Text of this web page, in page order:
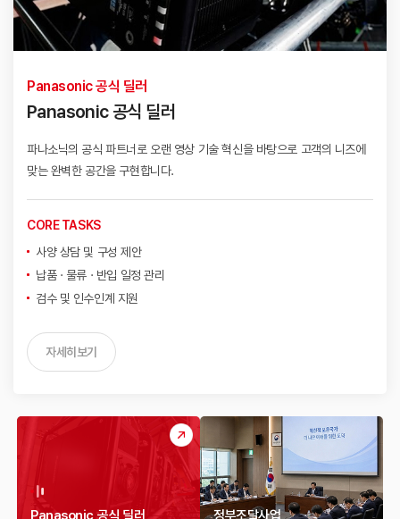
Panasonic 공식 딜러
Panasonic 공식 딜러
파나소닉의 공식 파트너로 오랜 영상 기술 혁신을 바탕으로 고객의 니즈에
맞는 완벽한 공간을 구현합니다.
CORE TASKS
사양 상담 및 구성 제안
납품 · 물류 · 반입 일정 관리
검수 및 인수인계 지원
자세히보기
Panasonic 공식 딜러 정부조달사업